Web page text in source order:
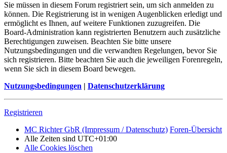
Sie müssen in diesem Forum registriert sein, um sich anmelden zu
können. Die Registrierung ist in wenigen Augenblicken erledigt und
ermöglicht es Ihnen, auf weitere Funktionen zuzugreifen. Die
Board-Administration kann registrierten Benutzern auch zusätzliche
Berechtigungen zuweisen. Beachten Sie bitte unsere
Nutzungsbedingungen und die verwandten Regelungen, bevor Sie
sich registrieren. Bitte beachten Sie auch die jeweiligen Forenregeln,
wenn Sie sich in diesem Board bewegen.
Nutzungsbedingungen | Datenschutzerklärung
Registrieren
MC Richter GbR (Impressum / Datenschutz) Foren-Übersicht
Alle Zeiten sind UTC+01:00
Alle Cookies löschen